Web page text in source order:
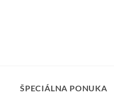
ŠPECIÁLNA PONUKA